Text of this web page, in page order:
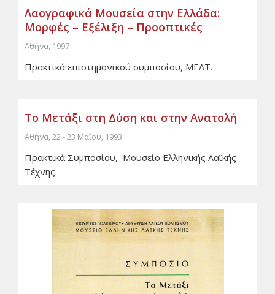
Λαογραφικά Μουσεία στην Ελλάδα:
Μορφές – Εξέλιξη – Προοπτικές
Αθήνα, 1997
Πρακτικά επιστημονικού συμποσίου, ΜΕΛΤ.
Το Μετάξι στη Δύση και στην Ανατολή
Αθήνα, 22 - 23 Μαΐου, 1993
Πρακτικά Συμποσίου, Μουσείο Ελληνικής Λαϊκής
Τέχνης.